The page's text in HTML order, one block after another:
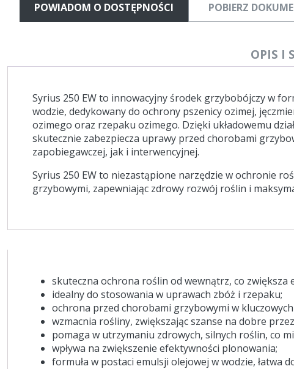
POWIADOM O DOSTĘPNOŚCI POBIERZ
OPIS I
Syrius 250 EW to innowacyjny środek grzybobójczy w
wodzie, dedykowany do ochrony pszenicy ozimej,
ozimego oraz rzepaku ozimego. Dzięki układowemu
skutecznie zabezpiecza uprawy przed chorobami
zapobiegawczej, jak i interwencyjnej.
Syrius 250 EW to niezastąpione narzędzie w ochronie
grzybowymi, zapewniając zdrowy rozwój roślin i
skuteczna ochrona roślin od wewnątrz, co zwiększa
idealny do stosowania w uprawach zbóż i rzepaku;
ochrona przed chorobami grzybowymi w
wzmacnia rośliny, zwiększając szanse na dobre
pomaga w utrzymaniu zdrowych, silnych roślin, co
wpływa na zwiększenie efektywności plonowania;
formuła w postaci emulsji olejowej w wodzie, łatwa